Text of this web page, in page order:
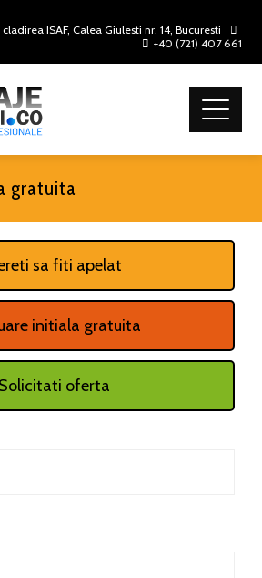
ISAF, Calea Giulesti nr. 14, Bucuresti
+40 (721) 407 661
gratuita
sa fiti apelat
initiala gratuita
Solicitati oferta